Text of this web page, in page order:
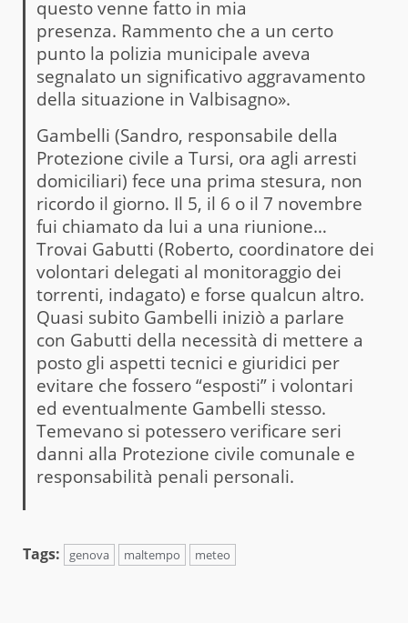
questo venne fatto in mia
presenza. Rammento che a un certo
punto la polizia municipale aveva
segnalato un significativo aggravamento
della situazione in Valbisagno».
Gambelli (Sandro, responsabile della
Protezione civile a Tursi, ora agli arresti
domiciliari) fece una prima stesura, non
ricordo il giorno. Il 5, il 6 o il 7 novembre
fui chiamato da lui a una riunione…
Trovai Gabutti (Roberto, coordinatore dei
volontari delegati al monitoraggio dei
torrenti, indagato) e forse qualcun altro.
Quasi subito Gambelli iniziò a parlare
con Gabutti della necessità di mettere a
posto gli aspetti tecnici e giuridici per
evitare che fossero “esposti” i volontari
ed eventualmente Gambelli stesso.
Temevano si potessero verificare seri
danni alla Protezione civile comunale e
responsabilità penali personali.
Tags: genova maltempo meteo